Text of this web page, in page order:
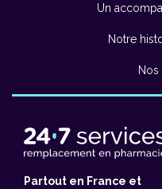
Un
Notre
Nos
Partout en France et